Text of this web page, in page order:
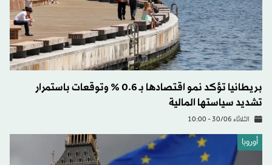
بريطانيا تؤكد نمو اقتصادها بـ 0.6 % وتوقعات باستمرار
تشديد سياستها المالية
الثلاثاء 30/06 - 10:00
أوروبا